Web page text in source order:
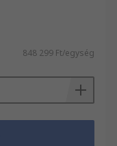
848 299 Ft/egység